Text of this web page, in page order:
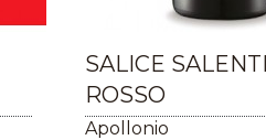
SALICE
ROSSO
Apollonio